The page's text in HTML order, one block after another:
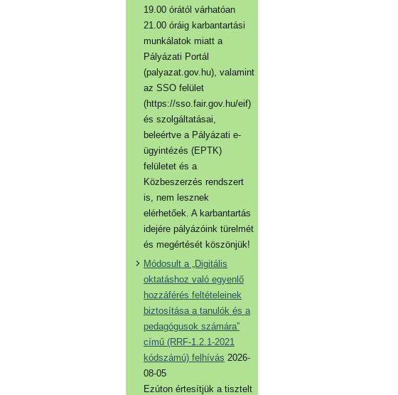
19.00 órától várhatóan
21.00 óráig karbantartási
munkálatok miatt a
Pályázati Portál
(palyazat.gov.hu), valamint
az SSO felület
(https://sso.fair.gov.hu/eif)
és szolgáltatásai,
beleértve a Pályázati e-
ügyintézés (EPTK)
felületet és a
Közbeszerzés rendszert
is, nem lesznek
elérhetőek. A karbantartás
idejére pályázóink türelmét
és megértését köszönjük!
Módosult a „Digitális
oktatáshoz való egyenlő
hozzáférés feltételeinek
biztosítása a tanulók és a
pedagógusok számára”
című (RRF-1.2.1-2021
kódszámú) felhívás 2026-
08-05
Ezúton értesítjük a tisztelt